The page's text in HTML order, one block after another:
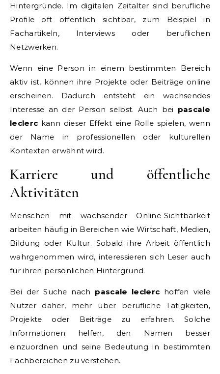
Hintergründe. Im digitalen Zeitalter sind berufliche
Profile oft öffentlich sichtbar, zum Beispiel in
Fachartikeln, Interviews oder beruflichen
Netzwerken.
Wenn eine Person in einem bestimmten Bereich
aktiv ist, können ihre Projekte oder Beiträge online
erscheinen. Dadurch entsteht ein wachsendes
Interesse an der Person selbst. Auch bei pascale
leclerc kann dieser Effekt eine Rolle spielen, wenn
der Name in professionellen oder kulturellen
Kontexten erwähnt wird.
Karriere und öffentliche
Aktivitäten
Menschen mit wachsender Online-Sichtbarkeit
arbeiten häufig in Bereichen wie Wirtschaft, Medien,
Bildung oder Kultur. Sobald ihre Arbeit öffentlich
wahrgenommen wird, interessieren sich Leser auch
für ihren persönlichen Hintergrund.
Bei der Suche nach pascale leclerc hoffen viele
Nutzer daher, mehr über berufliche Tätigkeiten,
Projekte oder Beiträge zu erfahren. Solche
Informationen helfen, den Namen besser
einzuordnen und seine Bedeutung in bestimmten
Fachbereichen zu verstehen.